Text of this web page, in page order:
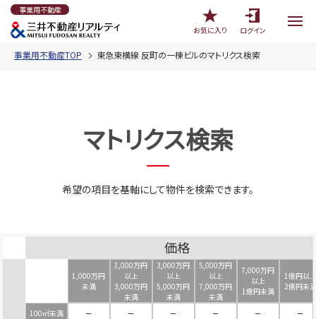
事業用不動産
お気に入り
ログイン
事業用不動産TOP 東急東横線 反町の一棟ビルのマトリクス検索
マトリクス検索
希望の項目を基軸にして物件を検索できます。
価格
1,000万円
未満
1,000万円
以上
3,000万円
未満
3,000万円
以上
5,000万円
未満
5,000万円
以上
7,000万円
未満
7,000万円
以上
1億円未満
1億円以上
2億円未満
100㎡未満 － － － － －
－